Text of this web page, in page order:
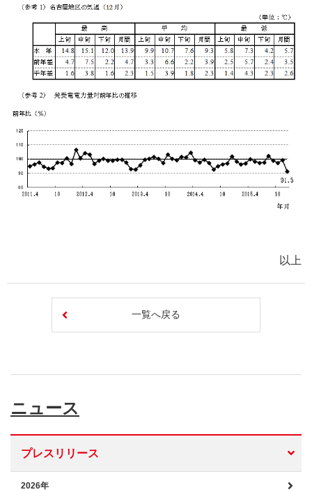
以上
一覧へ戻る
ニュース
プレスリリース
2026年